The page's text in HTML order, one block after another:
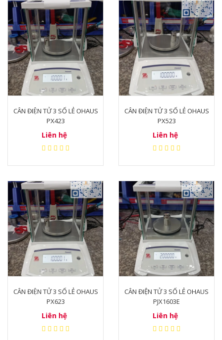
CÂN ĐIỆN TỬ 3 SỐ LẺ OHAUS
PX423
Liên hệ
CÂN ĐIỆN TỬ 3 SỐ LẺ OHAUS
PX523
Liên hệ
CÂN ĐIỆN TỬ 3 SỐ LẺ OHAUS
PX623
Liên hệ
CÂN ĐIỆN TỬ 3 SỐ LẺ OHAUS
PJX1603E
Liên hệ